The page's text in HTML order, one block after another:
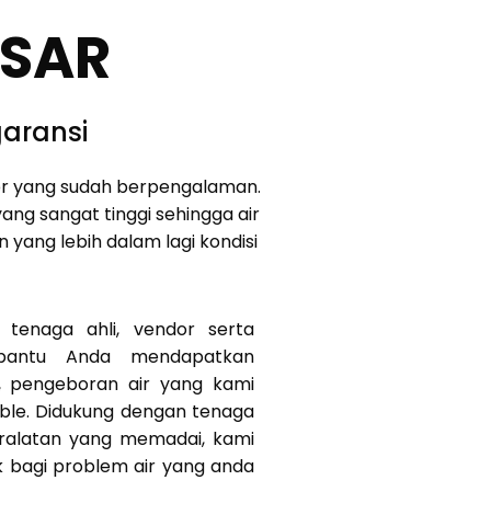
yang sudah berpengalaman.
sangat tinggi sehingga air
yang lebih dalam lagi kondisi
tenaga ahli, vendor serta
Anda mendapatkan
pengeboran air yang kami
Didukung dengan tenaga
yang memadai, kami
bagi problem air yang anda